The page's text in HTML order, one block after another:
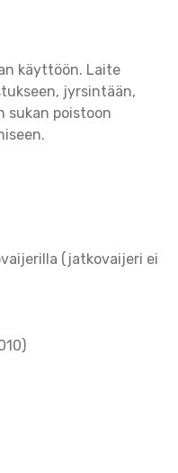
käyttöön. Laite
jyrsintään,
sukan poistoon
(jatkovaijeri ei